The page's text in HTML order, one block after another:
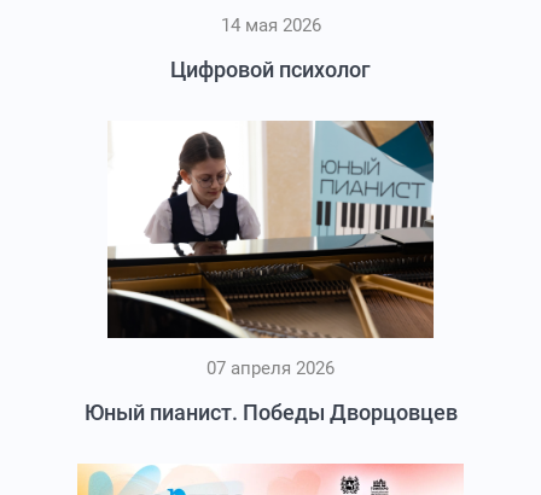
14 мая 2026
Цифровой психолог
07 апреля 2026
Юный пианист. Победы Дворцовцев